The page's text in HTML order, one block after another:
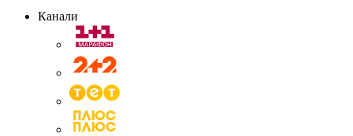
Канали